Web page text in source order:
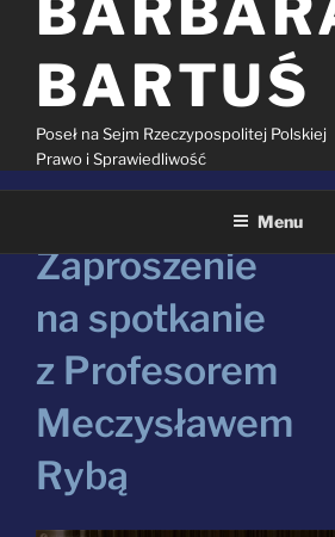
BARTUŚ
Poseł na Sejm Rzeczypospolitej
Prawo i Sprawiedliwość
Menu
Zaproszenie
na spotkanie
z Profesorem
Meczysławem
Rybą